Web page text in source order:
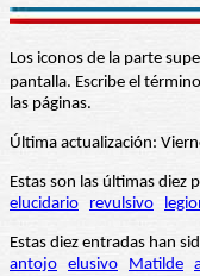
Los iconos de la parte
pantalla. Escribe el
las páginas.
Última actualización:
Estas son las últimas diez
elucidario
revulsivo
Estas diez entradas han
antojo elusivo Matilde